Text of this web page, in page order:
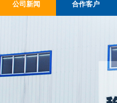
公司新闻 合作客户